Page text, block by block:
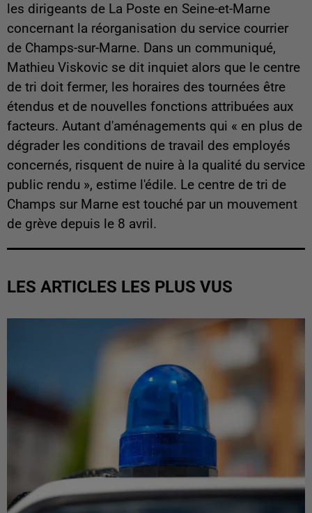
les dirigeants de La Poste en Seine-et-Marne
concernant la réorganisation du service courrier
de Champs-sur-Marne. Dans un communiqué,
Mathieu Viskovic se dit inquiet alors que le centre
de tri doit fermer, les horaires des tournées être
étendus et de nouvelles fonctions attribuées aux
facteurs. Autant d'aménagements qui « en plus de
dégrader les conditions de travail des employés
concernés, risquent de nuire à la qualité du service
public rendu », estime l'édile. Le centre de tri de
Champs sur Marne est touché par un mouvement
de grève depuis le 8 avril.
LES ARTICLES LES PLUS VUS